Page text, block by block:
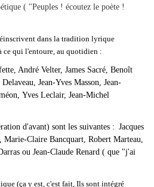
( "Peuples ! écoutez le poète !
dans la tradition lyrique
ce qui l'entoure, au quotidien :
, André Velter, James Sacré, Benoît
Jean-Yves Masson, Jean-
Yves Leclair, Jean-Michel
d'avant) sont les suivantes : Jacques
Marie-Claire Bancquart, Robert Marteau,
ou Jean-Claude Renard ( que "j'ai
(ça y est, c'est fait, Ils sont intégré